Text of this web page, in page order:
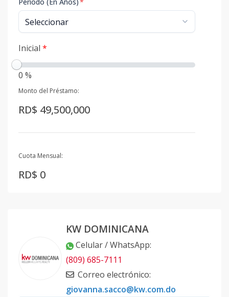
Inicial *
0 %
Monto del Préstamo:
RD$ 49,500,000
Cuota Mensual:
RD$ 0
KW DOMINICANA
Celular / WhatsApp:
(809) 685-7111
Correo electrónico:
giovanna.sacco@kw.com.do